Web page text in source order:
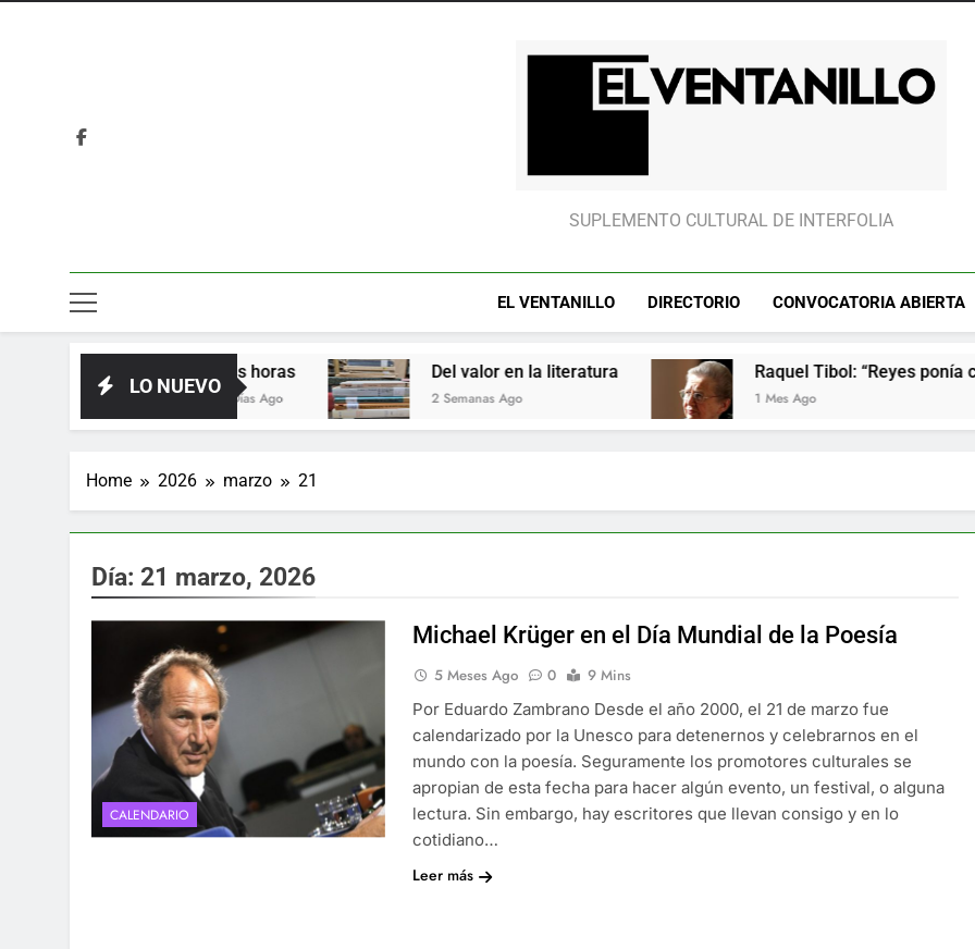
Raquel Tibol: “Reyes ponía
El Ventanillo
SUPLEMENTO CULTURAL DE INTERFOLIA
EL VENTANILLO DIRECTORIO CONVOCATORIA ABIERTA
LO NUEVO
4 Días Ago
Del valor en la literatura
2 Semanas Ago
Raquel Tibol: “Reyes ponía cuidado
1 Mes Ago
Home 2026 marzo 21
Día: 21 marzo, 2026
CALENDARIO
Michael Krüger en el Día Mundial de la Poesía
5 Meses Ago 0
9 Mins
Por Eduardo Zambrano Desde el año 2000, el 21 de marzo fue
calendarizado por la Unesco para detenernos y celebrarnos en el
mundo con la poesía. Seguramente los promotores culturales se
apropian de esta fecha para hacer algún evento, un festival, o alguna
lectura. Sin embargo, hay escritores que llevan consigo y en lo
cotidiano…
Leer más